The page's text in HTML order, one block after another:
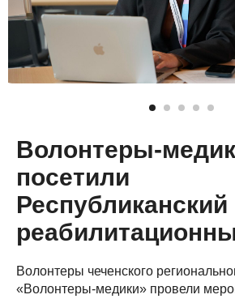
Волонтеры-
посетили
Республиканский
Волонтеры чеченского
«Волонтеры-медики» провели